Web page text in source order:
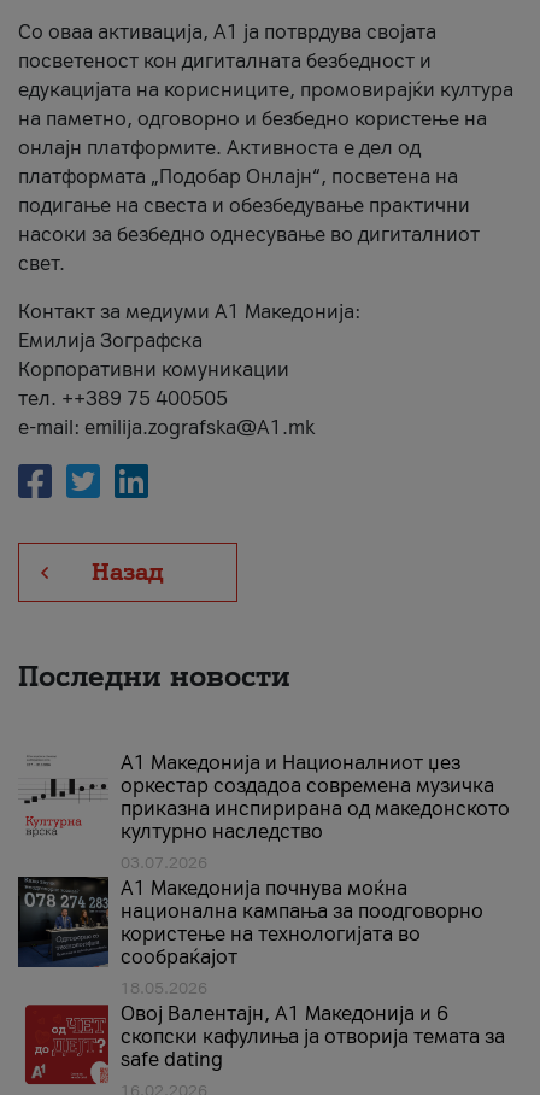
Со оваа активација, А1 ја потврдува својата
посветеност кон дигиталната безбедност и
едукацијата на корисниците, промовирајќи култура
на паметно, одговорно и безбедно користење на
онлајн платформите. Активноста е дел од
платформата „Подобар Онлајн“, посветена на
подигање на свеста и обезбедување практични
насоки за безбедно однесување во дигиталниот
свет.
Контакт за медиуми А1 Македонија:
Емилија Зографска
Корпоративни комуникации
тел. ++389 75 400505
e-mail: emilija.zografska@A1.mk
Назад
Последни новости
А1 Македонија и Националниот џез
оркестар создадоа современа музичка
приказна инспирирана од македонското
културно наследство
03.07.2026
A1 Македонија почнува моќна
национална кампања за поодговорно
користење на технологијата во
сообраќајот
18.05.2026
Овој Валентајн, A1 Македонија и 6
скопски кафулиња ја отворија темата за
safe dating
16.02.2026